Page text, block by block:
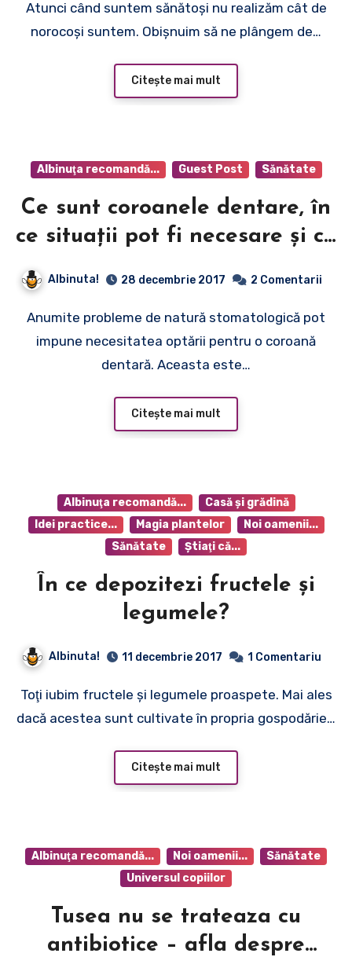
Atunci când suntem sănătoşi nu realizăm cât de
norocoşi suntem. Obișnuim să ne plângem de…
Citește mai mult
Albinuţa recomandă... Guest Post Sănătate
Ce sunt coroanele dentare, în
ce situații pot fi necesare și ce
Albinuta! 28 decembrie 2017 2 Comentarii
Anumite probleme de natură stomatologică pot
impune necesitatea optării pentru o coroană
dentară. Aceasta este…
Citește mai mult
Albinuţa recomandă...
Casă şi grădină
Idei practice...
Magia plantelor
Noi oamenii...
Sănătate
Ştiaţi că...
În ce depozitezi fructele şi
legumele?
Albinuta! 11 decembrie 2017 1 Comentariu
Toţi iubim fructele şi legumele proaspete. Mai ales
dacă acestea sunt cultivate în propria gospodărie…
Citește mai mult
Albinuţa recomandă... Noi oamenii...
Sănătate
Universul copiilor
Tusea nu se trateaza cu
antibiotice – afla despre